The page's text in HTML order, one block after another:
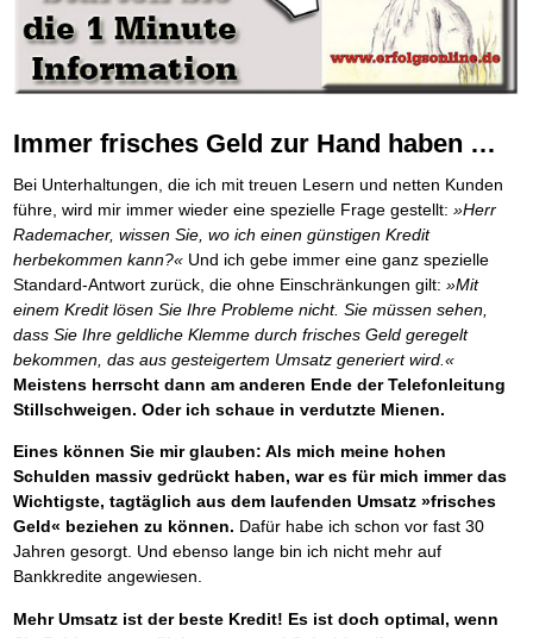
Vermögenssicherung durch GbR-Vertrag NEU
Schutzwall für Hab und Gut
GbR-Vertrag mit beschränkter Haftung BESTSELLER
GbR als Einzelperson gründen
Stiftung gründen und profitabel vermarkten BRANDNEU
Gründen Sie Ihre Stiftung
Platzieren Sie sich bei Google ganz oben
Mental Force
Entfalten Sie Ihre geistigen Kräfte
Mental Force - Hörbuch
Geistigen Kräfte, die unter die Haut gehen
Das Kapital Ihrer geistigen Möglichkeiten
Schlüssel des Erfolgs
Methoden der Lebenstechnik
Hilf Dir selbst, hilft Dir Gott TIPP
Die Feuerkraft TIPP
Starten Sie endlich durch
Die Macht des Schuldners (Hörbuch) TIPP
Jetzt neu für Unterwegs
Der SchuldenkalkulatorNEU
Weg mit Ihren Schulden - per Mausklick
Der sichere Weg aus der wirtschaftlichen Pleite
Schutzwall für Hab und Gut
Schach dem Gerichtsvollzieher
Gerichtsvollziehervorschriften nutzen
Weiße Weste durch Umzug TIPP
Insolvenzantrag abwehren
Finanzielle Freiheit trotz Insolvenz
80% Ihrer Einnahmen behalten
Wie man mit Pfändungen umgeht BRANDNEU
Bestens informiert sein
Schnell und kompakt
Schach der SCHUFA FRISCH EINGETROFFEN
Schnell eine saubere SCHUFA
Das richtige Post-Know-How NEUERSCHEINUNG
Ihren Zeitgewinn maximieren
GbR-Vertrag mit beschränkter Haftung
Frei Fahrt ohne Punkte
Kaufe doch Deine Schulden BRANDNEU
Die geniale Lösung zum schnellen Schuldenabbau
Die Macht des Schuldners TIPP
Ohne Probleme clever Texten und Schreiben
Die Macht des Telefax
Zeit & Kommunikationsgewinn
Mittel gegen Titel
Sichern Sie Einkommen und Vermögenswerte 100%-tig ab
Bekannt wie ein bunter Hund im Internet INTERNET-TIPP
schnell im Internet bekannt werden und damit viel Geld verdienen
Schreib Dich reich SCHREIB VERTRIEBS TIPP
Vom Gedanken zum Bestseller
Immer frisches Geld zur Hand haben …
Bei Unterhaltungen, die ich mit treuen Lesern und netten Kunden
führe, wird mir immer wieder eine spezielle Frage gestellt: »Herr
Rademacher, wissen Sie, wo ich einen günstigen Kredit
herbekommen kann?«Und ich gebe immer eine ganz spezielle
Standard-Antwort zurück, die ohne Einschränkungen gilt: »Mit
einem Kredit lösen Sie Ihre Probleme nicht. Sie müssen sehen,
dass Sie Ihre geldliche Klemme durch frisches Geld geregelt
bekommen, das aus gesteigertem Umsatz generiert wird.«
Meistens herrscht dann am anderen Ende der Telefonleitung
Stillschweigen. Oder ich schaue in verdutzte Mienen.
Eines können Sie mir glauben: Als mich meine hohen
Schulden massiv gedrückt haben, war es für mich immer das
Wichtigste, tagtäglich aus dem laufenden Umsatz »frisches
Geld« beziehen zu können. Dafür habe ich schon vor fast 30
Jahren gesorgt. Und ebenso lange bin ich nicht mehr auf
Bankkredite angewiesen.
Mehr Umsatz ist der beste Kredit! Es ist doch optimal, wenn